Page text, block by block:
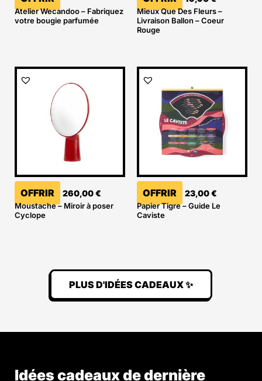
Atelier Wecandoo – Fabriquez
votre bougie parfumée
Mieux Que Des Fleurs –
Livraison Ballon – Coeur
Rouge
OFFRIR 260,00€
Moustache – Miroir à poser
Cyclope
OFFRIR 23,00€
Papier Tigre – Guide Le
Caviste
PLUS D'IDÉES CADEAUX ✨
Idées cadeaux de dernière